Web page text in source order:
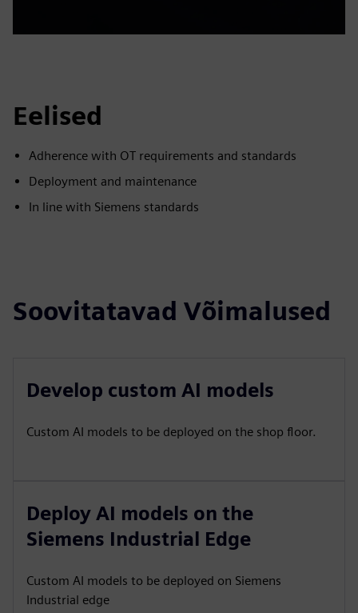
Eelised
Adherence with OT requirements and standards
Deployment and maintenance
In line with Siemens standards
Soovitatavad Võimalused
Develop custom AI models
Custom AI models to be deployed on the shop floor.
Deploy AI models on the
Siemens Industrial Edge
Custom AI models to be deployed on Siemens
Industrial edge